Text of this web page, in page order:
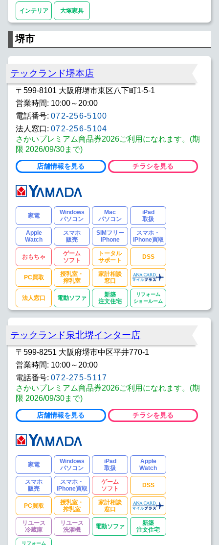
インテリア 大塚家具
堺市
テックランド堺本店
〒599-8101 大阪府堺市東区八下町1-5-1
営業時間: 10:00～20:00
電話番号: 072-256-5100
法人窓口: 072-256-5104
さかいプレミアム商品券2026ご利用になれます。(期
限 2026/09/30まで)
店舗情報を見る チラシを見る
家電
Windows
パソコン
Mac
パソコン
iPad
取扱
Apple
Watch
スマホ
販売
SIMフリー
iPhone
スマホ・
iPhone買取
おもちゃ
ゲーム
ソフト
トータル
サポート
DSS
PC買取
授乳室・
搾乳室
家計相談
窓口
法人窓口 電動ソファ
新築
注文住宅
リフォーム
ショールーム
テックランド泉北堺インター店
〒599-8251 大阪府堺市中区平井770-1
営業時間: 10:00～20:00
電話番号: 072-275-5117
さかいプレミアム商品券2026ご利用になれます。(期
限 2026/09/30まで)
店舗情報を見る チラシを見る
家電
Windows
パソコン
iPad
取扱
Apple
Watch
スマホ
販売
スマホ・
iPhone買取
ゲーム
ソフト
DSS
PC買取
授乳室・
搾乳室
家計相談
窓口
リユース
冷蔵庫
リユース
洗濯機
電動ソファ
新築
注文住宅
リフォーム